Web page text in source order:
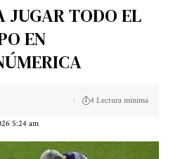
JUGAR TODO EL
EN
5:24 am
4 Lectura mínima